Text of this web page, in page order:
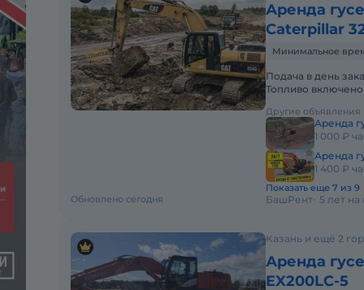
Аренда
Caterpillar
Минимальное
Подача в день
Топливо включено
Другие объявления
Аренда
1 000 ₽
Аренда
1 400 ₽
Показать еще 7 из 9
Обновлено сегодня БашРент 5 лет
Казань и ещё 2
Аренда
EX200LC-5